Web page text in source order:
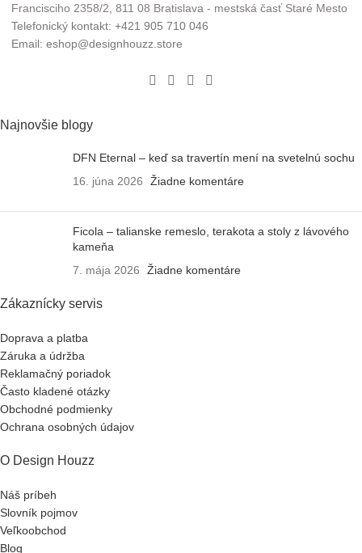
Francisciho 2358/2, 811 08 Bratislava - mestská časť Staré Mesto
Telefonický kontakt: +421 905 710 046
Email: eshop@designhouzz.store
Najnovšie blogy
DFN Eternal – keď sa travertín mení na svetelnú sochu
16. júna 2026
Žiadne komentáre
Ficola – talianske remeslo, terakota a stoly z lávového
kameňa
7. mája 2026
Žiadne komentáre
Zákaznícky servis
Doprava a platba
Záruka a údržba
Reklamačný poriadok
Často kladené otázky
Obchodné podmienky
Ochrana osobných údajov
O Design Houzz
Náš príbeh
Slovník pojmov
Veľkoobchod
Blog